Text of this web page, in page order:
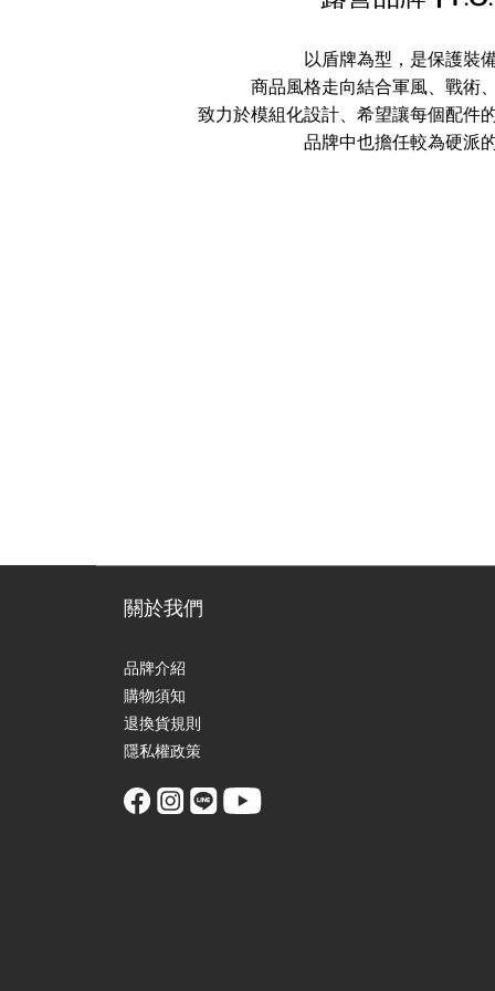
以盾牌為型，是保護裝
商品風格走向結合軍風、戰術
致力於模組化設計、希望讓每個配件
品牌中也擔任較為硬派的
關於我們
品牌介紹
購物須知
退換貨規則
隱私權政策